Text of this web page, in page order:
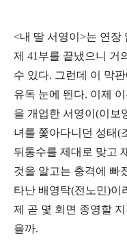
<내 딸 서영이>는 연장
제 41부를 끝냈으니 거
수 있다. 그런데 이 막
유독 눈에 띈다. 이제
을 개업한 서영이(이보
녀를 쫓아다니던 성태(
뒤통수를 제대로 맞고
것을 알고는 충격에 빠
타난 배영탁(전노민)이
제 곧 몇 회면 종영할
을까.